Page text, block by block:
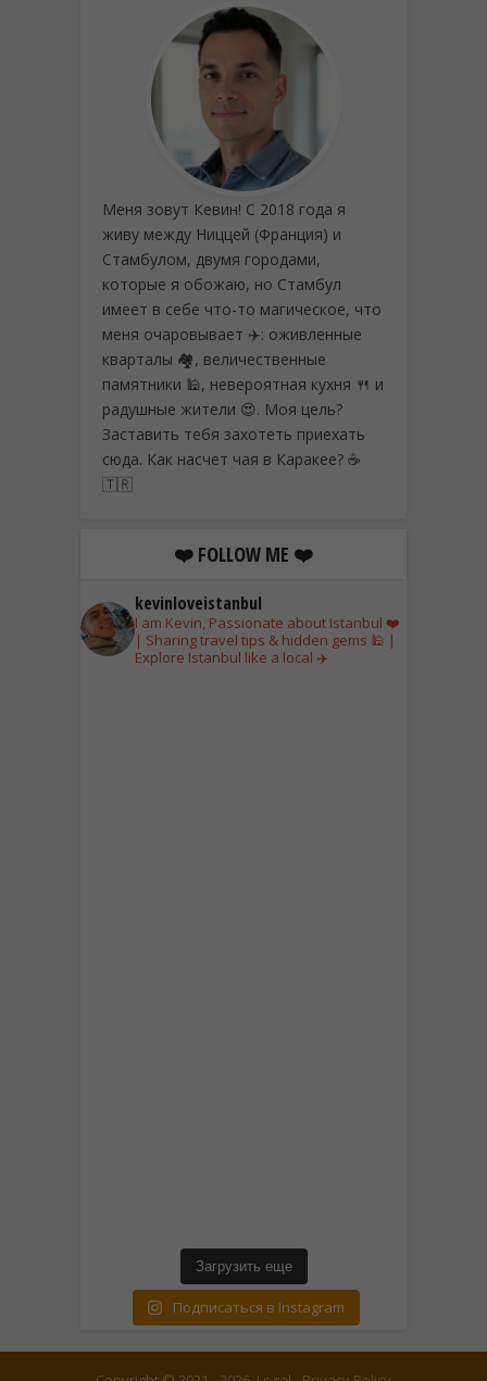
Меня зовут Кевин! С 2018 года я
живу между Ниццей (Франция) и
Стамбулом, двумя городами,
которые я обожаю, но Стамбул
имеет в себе что-то магическое, что
меня очаровывает ✈️: оживленные
кварталы 🏘️, величественные
памятники 🕌, невероятная кухня 🍴 и
радушные жители 😍. Моя цель?
Заставить тебя захотеть приехать
сюда. Как насчет чая в Каракее? ☕
🇹🇷
❤️ FOLLOW ME ❤️
kevinloveistanbul
I am Kevin, Passionate about Istanbul ❤️
| Sharing travel tips & hidden gems 🕌 |
Explore Istanbul like a local ✈️
Загрузить еще
Подписаться в Instagram